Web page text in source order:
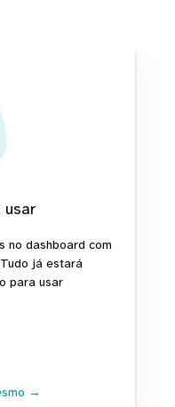
usar
no dashboard com
já estará
para usar
→